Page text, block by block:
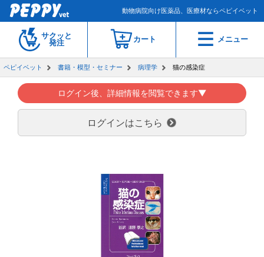
動物病院向け医薬品、医療材ならペピイベット
サクッと
発注
カート メニュー
ペピイベット 書籍・模型・セミナー 病理学 猫の感染症
ログイン後、詳細情報を閲覧できます▼
ログインはこちら